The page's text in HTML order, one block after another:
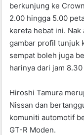
berkunjung ke
2.00 hingga 5.00
kereta hebat ini.
gambar profil tunjuk
sempat boleh juga
harinya dari jam 8.30
Hiroshi Tamura
Nissan dan
komuniti automotif
GT-R Moden.